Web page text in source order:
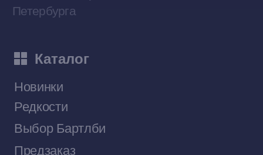
Договор оферты
Приобрести книги на Ozon
Telegram-канал